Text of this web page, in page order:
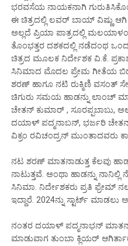
ಭರವಸೆಯ ನಾಯಕನಾಗಿ
ಈ ಚಿತ್ರದಲ್ಲಿ ಲವರ್ ಬಾಯ್ ವಿಷ್ಣು ಆಗಿ
ಅಲ್ಲದೆ ಪ್ರಿಯಾ ಪಾತ್ರದಲ್ಲಿ
ತೊಂಭತ್ತರ ದಶಕದಲ್ಲಿ ನಡೆದಂಥ
ಚಿತ್ರದ ಮೂಲಕ ನಿರ್ದೇಶಕ ವಿ.ಕೆ.
ಸಿನಿಮಾದ ಮೊದಲ ಪ್ರೇಮ ಗೀತೆಯ
ಶರಣ್ ಹಾಗೂ ನಟಿ ರುಕ್ಮಿಣಿ ವಸಂತ್
ಚಿಗುರು ಸಮಯ ಹಾಡನ್ನು ಲಾಂಚ್
ಚೇತನ್ ಕುಮಾರ್ , ಸೂರಪ್ಪಬಾಬು,
ದಯಾಳ್ ಪದ್ಮನಾಬನ್, ಭರ್ಜರಿ
ವಿಕ್ರಂ ರವಿಚಂದ್ರನ್ ಮುಂತಾದವರು
ನಟ ಶರಣ್ ಮಾತನಾಡುತ್ತ ಕೆಲವು
ನಾಟುತ್ತವೆ. ಅಂಥಾ ಹಾಡನ್ನು
ಸಿನಿಮಾ. ನಿರ್ದೇಶಕರು ಪ್ರತಿ ಫ್ರೇಮ್
ಇದ್ದಾರೆ. 2024ನ್ನು ಸ್ಟಾರ್ಟ್ ಮಾಡಲು
ನಂತರ ದಯಾಳ್ ಪದ್ಮನಾಭನ್
ಮಾಡುವಾಗ ತುಂಬಾ ಕ್ಲಿಯರ್